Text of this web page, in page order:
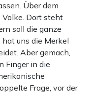
Über dem
Dort steht
soll die ganze
uns die Merkel
Aber gemach,
Finger in die
Frage, vor der